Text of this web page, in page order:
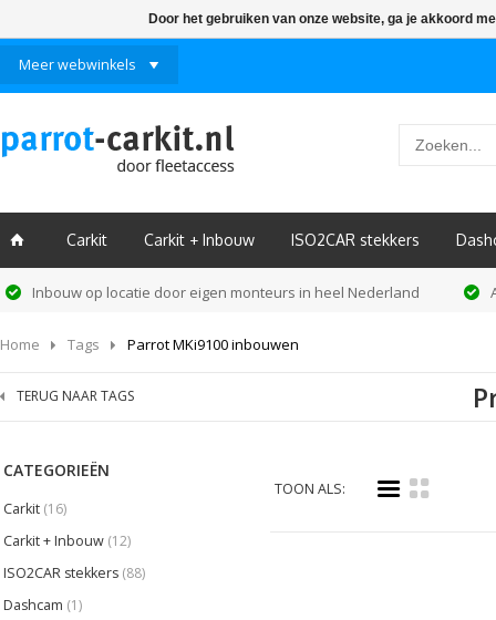
Meer webwinkels
ï Carkit Carkit + Inbouw ISO2CAR stekkers
Inbouw op locatie door eigen monteurs in heel Nederland
Home Tags Parrot MKi9100 inbouwen
TERUG NAAR TAGS
CATEGORIEËN
Carkit (16)
Carkit + Inbouw (12)
ISO2CAR stekkers (88)
Dashcam (1)
TOON ALS: i k
Door het gebruiken van onze website, ga je akkoord